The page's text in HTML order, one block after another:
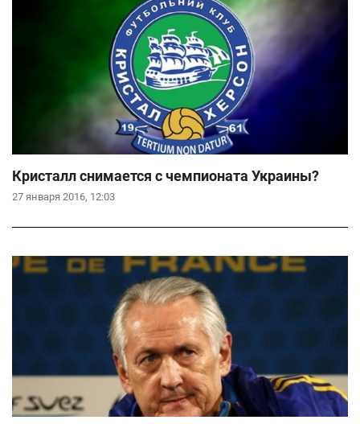
27 января 2016, 12:03
Кристалл снимается с чемпионата Украины?